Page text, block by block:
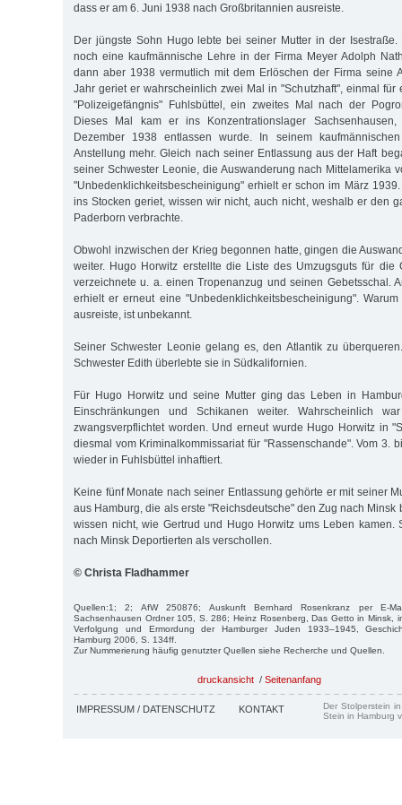
dass er am 6. Juni 1938 nach Großbritannien ausreiste.
Der jüngste Sohn Hugo lebte bei seiner Mutter in der
noch eine kaufmännische Lehre in der Firma Meyer Adolph
dann aber 1938 vermutlich mit dem Erlöschen der Firma seine
Jahr geriet er wahrscheinlich zwei Mal in "Schutzhaft", einmal für
"Polizeigefängnis" Fuhlsbüttel, ein zweites Mal nach der
Dieses Mal kam er ins Konzentrationslager
Dezember 1938 entlassen wurde. In seinem
Anstellung mehr. Gleich nach seiner Entlassung aus der Haft
seiner Schwester Leonie, die Auswanderung nach Mittelamerika
"Unbedenklichkeitsbescheinigung" erhielt er schon im März
ins Stocken geriet, wissen wir nicht, auch nicht, weshalb er den
Paderborn verbrachte.
Obwohl inzwischen der Krieg begonnen hatte, gingen die
weiter. Hugo Horwitz erstellte die Liste des Umzugsguts für die
verzeichnete u. a. einen Tropenanzug und seinen Gebetsschal.
erhielt er erneut eine "Unbedenklichkeitsbescheinigung".
ausreiste, ist unbekannt.
Seiner Schwester Leonie gelang es, den Atlantik zu
Schwester Edith überlebte sie in Südkalifornien.
Für Hugo Horwitz und seine Mutter ging das Leben in
Einschränkungen und Schikanen weiter. Wahrscheinlich
zwangsverpflichtet worden. Und erneut wurde Hugo Horwitz in
diesmal vom Kriminalkommissariat für "Rassenschande". Vom 3.
wieder in Fuhlsbüttel inhaftiert.
Keine fünf Monate nach seiner Entlassung gehörte er mit seiner
aus Hamburg, die als erste "Reichsdeutsche" den Zug nach Minsk
wissen nicht, wie Gertrud und Hugo Horwitz ums Leben kamen.
nach Minsk Deportierten als verschollen.
© Christa Fladhammer
Quellen:1; 2; AfW 250876; Auskunft Bernhard Rosenkranz per E-
Sachsenhausen Ordner 105, S. 286; Heinz Rosenberg, Das Getto in Minsk,
Verfolgung und Ermordung der Hamburger Juden 1933–1945,
Hamburg 2006, S. 134ff.
Zur Nummerierung häufig genutzter Quellen siehe Recherche und Quellen.
druckansicht / Seitenanfang
IMPRESSUM / DATENSCHUTZ KONTAKT
Der Stolperstein
Stein in Hamburg